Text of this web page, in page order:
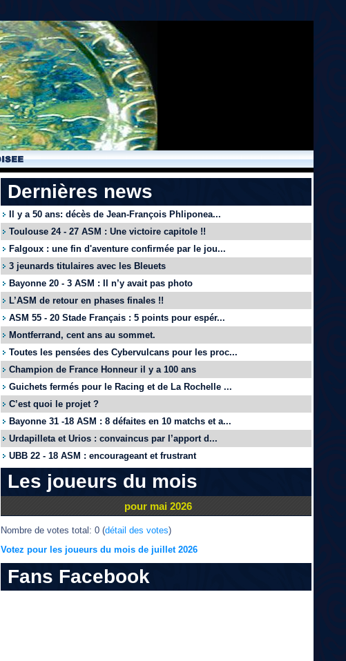
Dernières news
Il y a 50 ans: décès de Jean-François Phliponea...
Toulouse 24 - 27 ASM : Une victoire capitole !!
Falgoux : une fin d'aventure confirmée par le jou...
3 jeunards titulaires avec les Bleuets
Bayonne 20 - 3 ASM : Il n’y avait pas photo
L’ASM de retour en phases finales !!
ASM 55 - 20 Stade Français : 5 points pour espér...
Montferrand, cent ans au sommet.
Toutes les pensées des Cybervulcans pour les proc...
Champion de France Honneur il y a 100 ans
Guichets fermés pour le Racing et de La Rochelle ...
C’est quoi le projet ?
Bayonne 31 -18 ASM : 8 défaites en 10 matchs et a...
Urdapilleta et Urios : convaincus par l’apport d...
UBB 22 - 18 ASM : encourageant et frustrant
Les joueurs du mois
pour mai 2026
Nombre de votes total: 0 (détail des votes)
Votez pour les joueurs du mois de juillet 2026
Fans Facebook